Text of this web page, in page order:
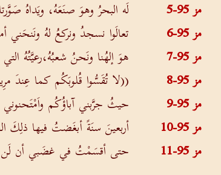
مز 95-5
لَه البحرُ وهوَ صنَعَهُ، ويَداهُ
مز 95-6
تعالَوا نسجدُ ونركعُ لهُ ونَنحَني
مز 95-7
هوَ إلهُنا ونَحنُ شعبُهُ،رعيَّتُهُ
مز 95-8
((لا تُقَسُّوا قُلوبَكُم كما عِندَ
مز 95-9
حيثُ جرَّبني آباؤُكُم
مز 95-10
أربعينَ سنَةً أبغَضتُ فيها
مز 95-11
حتى أقسَمْتُ في غضَبي أن لَن